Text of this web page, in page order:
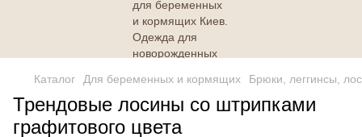
Каталог Для беременных и кормящих Брюки, леггинсы,
Трендовые лосины со штрипками
графитового цвета